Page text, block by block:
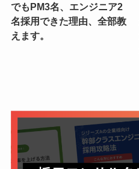
でもPM3名、エンジニア2
名採用できた理由、全部教
えます。